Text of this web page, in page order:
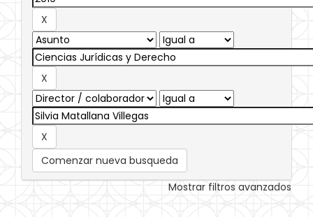
Comenzar nueva busqueda
Mostrar filtros avanzados